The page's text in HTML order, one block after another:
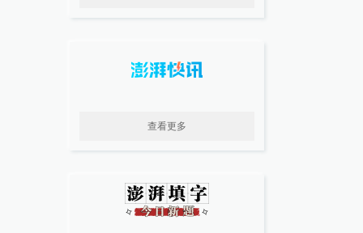
查看更多